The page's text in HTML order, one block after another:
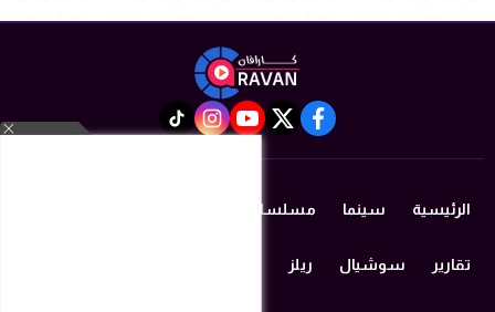
facebook
twitter
youtube
instagram
tiktok
الرئيسية سينما مسلسلات رمضان 2026
تقارير سوشيال ريلز